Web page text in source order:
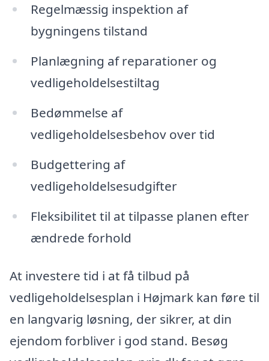
Regelmæssig inspektion af
bygningens tilstand
Planlægning af reparationer og
vedligeholdelsestiltag
Bedømmelse af
vedligeholdelsesbehov over tid
Budgettering af
vedligeholdelsesudgifter
Fleksibilitet til at tilpasse planen efter
ændrede forhold
At investere tid i at få tilbud på
vedligeholdelsesplan i Højmark kan føre til
en langvarig løsning, der sikrer, at din
ejendom forbliver i god stand. Besøg